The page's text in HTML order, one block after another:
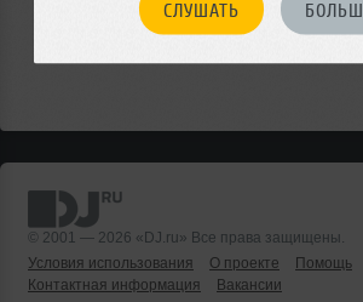
СЛУШАТЬ
© 2001 — 2026 «DJ.ru» Все права защищены.
Условия использования
О проекте Помощь
Контактная информация
Вакансии